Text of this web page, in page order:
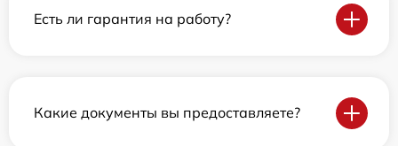
Есть ли гарантия на работу?
Какие документы вы предоставляете?